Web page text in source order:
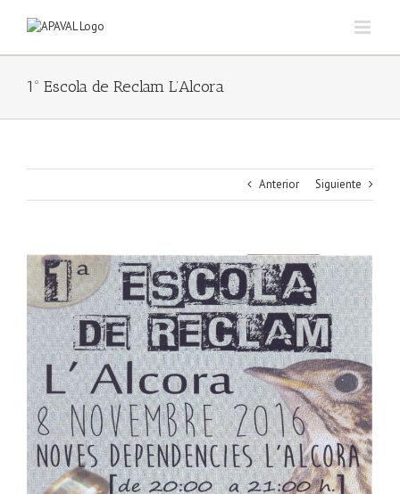
1º Escola de Reclam L’Alcora
Anterior Siguiente
Ver
imagen
más
grande